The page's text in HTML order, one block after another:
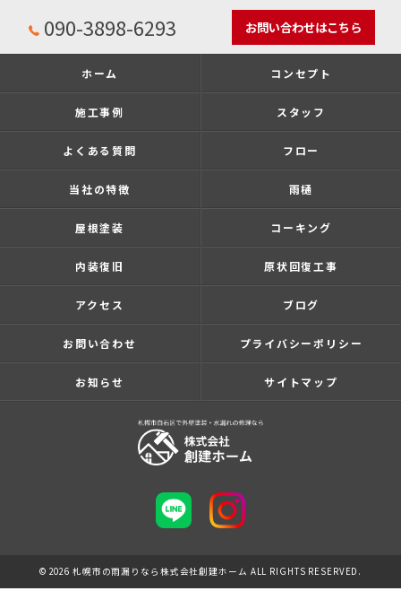
090-3898-6293 お問い合わせはこちら
ホーム コンセプト
施工事例 スタッフ
よくある質問 フロー
当社の特徴 雨樋
屋根塗装 コーキング
内装復旧 原状回復工事
アクセス ブログ
お問い合わせ プライバシーポリシー
お知らせ サイトマップ
© 2026 札幌市の雨漏りなら株式会社創建ホーム ALL RIGHTS RESERVED.